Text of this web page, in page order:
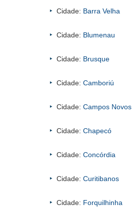
Cidade: Barra Velha
Cidade: Blumenau
Cidade: Brusque
Cidade: Camboriú
Cidade: Campos Novos
Cidade: Chapecó
Cidade: Concórdia
Cidade: Curitibanos
Cidade: Forquilhinha